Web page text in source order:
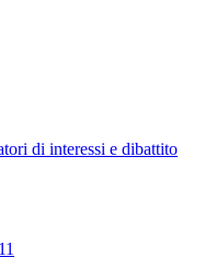
di interessi e dibattito